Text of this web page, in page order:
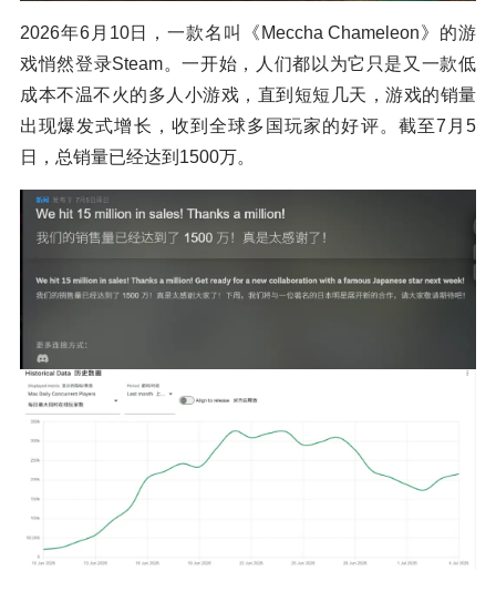
2026年6月10日，一款名叫《Meccha Chameleon》的游
戏悄然登录Steam。一开始，人们都以为它只是又一款低
成本不温不火的多人小游戏，直到短短几天，游戏的销量
出现爆发式增长，收到全球多国玩家的好评。截至7月5
日，总销量已经达到1500万。